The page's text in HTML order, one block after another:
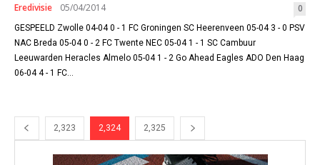
Eredivisie 05/04/2014 0
GESPEELD Zwolle 04-04 0 - 1 FC Groningen SC Heerenveen 05-04 3 - 0 PSV
NAC Breda 05-04 0 - 2 FC Twente NEC 05-04 1 - 1 SC Cambuur
Leeuwarden Heracles Almelo 05-04 1 - 2 Go Ahead Eagles ADO Den Haag
06-04 4 - 1 FC...
2,323 2,324 2,325